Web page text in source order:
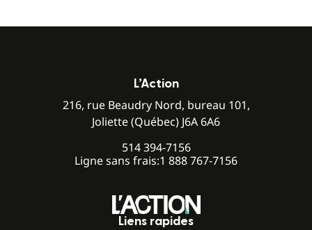
L’Action
216, rue Beaudry Nord, bureau 101,
Joliette (Québec) J6A 6A6
514 394-7156
Ligne sans frais:1 888 767-7156
Liens rapides